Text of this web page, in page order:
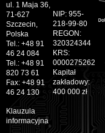
ul. 1 Maja 36,
71-627
Szczecin,
Polska
Tel.: +48 91
46 24 084
Tel.: +48 91
820 73 61
Fax: +48 91
46 24 130
Klauzula
informacyjna
NIP: 955-
218-99-80
REGON:
320324344
KRS:
0000275262
Kapitał
zakładowy:
400 000 zł